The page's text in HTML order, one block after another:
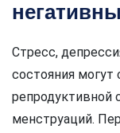
Стресс,
состояния могут
репродуктивной
менструаций.